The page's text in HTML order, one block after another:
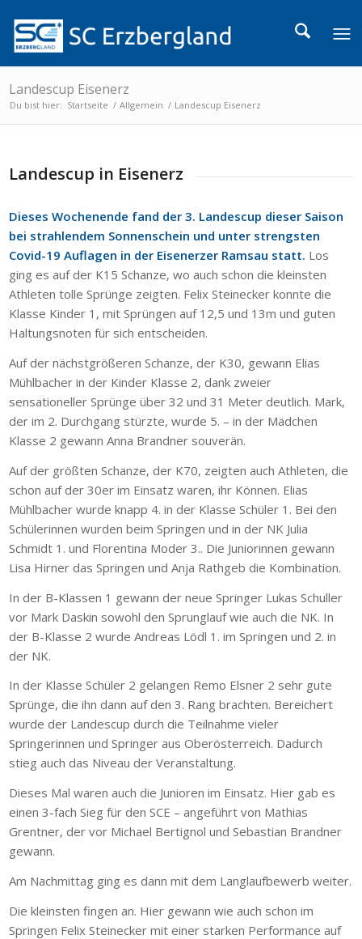
Landescup Eisenerz
Du bist hier: Startseite / Allgemein / Landescup Eisenerz
Landescup in Eisenerz
Dieses Wochenende fand der 3. Landescup dieser Saison
bei strahlendem Sonnenschein und unter strengsten
Covid-19 Auflagen in der Eisenerzer Ramsau statt. Los
ging es auf der K15 Schanze, wo auch schon die kleinsten
Athleten tolle Sprünge zeigten. Felix Steinecker konnte die
Klasse Kinder 1, mit Sprüngen auf 12,5 und 13m und guten
Haltungsnoten für sich entscheiden.
Auf der nächstgrößeren Schanze, der K30, gewann Elias
Mühlbacher in der Kinder Klasse 2, dank zweier
sensationeller Sprünge über 32 und 31 Meter deutlich. Mark,
der im 2. Durchgang stürzte, wurde 5. – in der Mädchen
Klasse 2 gewann Anna Brandner souverän.
Auf der größten Schanze, der K70, zeigten auch Athleten, die
schon auf der 30er im Einsatz waren, ihr Können. Elias
Mühlbacher wurde knapp 4. in der Klasse Schüler 1. Bei den
Schülerinnen wurden beim Springen und in der NK Julia
Schmidt 1. und Florentina Moder 3.. Die Juniorinnen gewann
Lisa Hirner das Springen und Anja Rathgeb die Kombination.
In der B-Klassen 1 gewann der neue Springer Lukas Schuller
vor Mark Daskin sowohl den Sprunglauf wie auch die NK. In
der B-Klasse 2 wurde Andreas Lödl 1. im Springen und 2. in
der NK.
In der Klasse Schüler 2 gelangen Remo Elsner 2 sehr gute
Sprünge, die ihn dann auf den 3. Rang brachten. Bereichert
wurde der Landescup durch die Teilnahme vieler
Springerinnen und Springer aus Oberösterreich. Dadurch
stieg auch das Niveau der Veranstaltung.
Dieses Mal waren auch die Junioren im Einsatz. Hier gab es
einen 3-fach Sieg für den SCE – angeführt von Mathias
Grentner, der vor Michael Bertignol und Sebastian Brandner
gewann.
Am Nachmittag ging es dann mit dem Langlaufbewerb weiter.
Die kleinsten fingen an. Hier gewann wie auch schon im
Springen Felix Steinecker mit einer starken Performance auf